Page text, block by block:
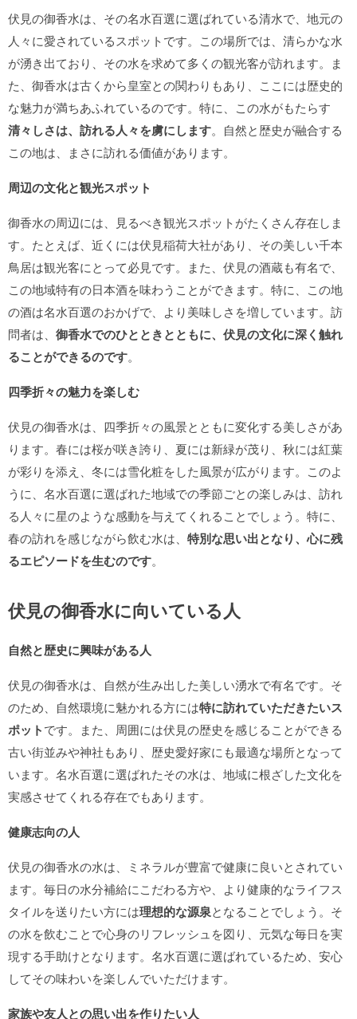
伏見の御香水は、その名水百選に選ばれている清水で、地元の
人々に愛されているスポットです。この場所では、清らかな水
が湧き出ており、その水を求めて多くの観光客が訪れます。ま
た、御香水は古くから皇室との関わりもあり、ここには歴史的
な魅力が満ちあふれているのです。特に、この水がもたらす
清々しさは、訪れる人々を虜にします。自然と歴史が融合する
この地は、まさに訪れる価値があります。
周辺の文化と観光スポット
御香水の周辺には、見るべき観光スポットがたくさん存在しま
す。たとえば、近くには伏見稲荷大社があり、その美しい千本
鳥居は観光客にとって必見です。また、伏見の酒蔵も有名で、
この地域特有の日本酒を味わうことができます。特に、この地
の酒は名水百選のおかげで、より美味しさを増しています。訪
問者は、 御香水でのひとときとともに、伏見の文化に深く触れ
ることができるのです。
四季折々の魅力を楽しむ
伏見の御香水は、四季折々の風景とともに変化する美しさがあ
ります。春には桜が咲き誇り、夏には新緑が茂り、秋には紅葉
が彩りを添え、冬には雪化粧をした風景が広がります。このよ
うに、名水百選に選ばれた地域での季節ごとの楽しみは、訪れ
る人々に星のような感動を与えてくれることでしょう。特に、
春の訪れを感じながら飲む水は、 特別な思い出となり、心に残
るエピソードを生むのです。
伏見の御香水に向いている人
自然と歴史に興味がある人
伏見の御香水は、自然が生み出した美しい湧水で有名です。そ
のため、自然環境に魅かれる方には特に訪れていただきたいス
ポットです。また、周囲には伏見の歴史を感じることができる
古い街並みや神社もあり、歴史愛好家にも最適な場所となって
います。名水百選に選ばれたその水は、地域に根ざした文化を
実感させてくれる存在でもあります。
健康志向の人
伏見の御香水の水は、ミネラルが豊富で健康に良いとされてい
ます。毎日の水分補給にこだわる方や、より健康的なライフス
タイルを送りたい方には理想的な源泉となることでしょう。そ
の水を飲むことで心身のリフレッシュを図り、元気な毎日を実
現する手助けとなります。名水百選に選ばれているため、安心
してその味わいを楽しんでいただけます。
家族や友人との思い出を作りたい人